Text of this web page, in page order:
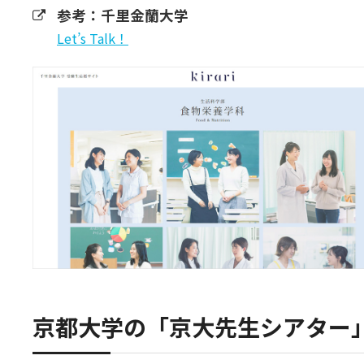
参考：千里金蘭大学
Let’s Talk！
京都大学の「京大先生シアター